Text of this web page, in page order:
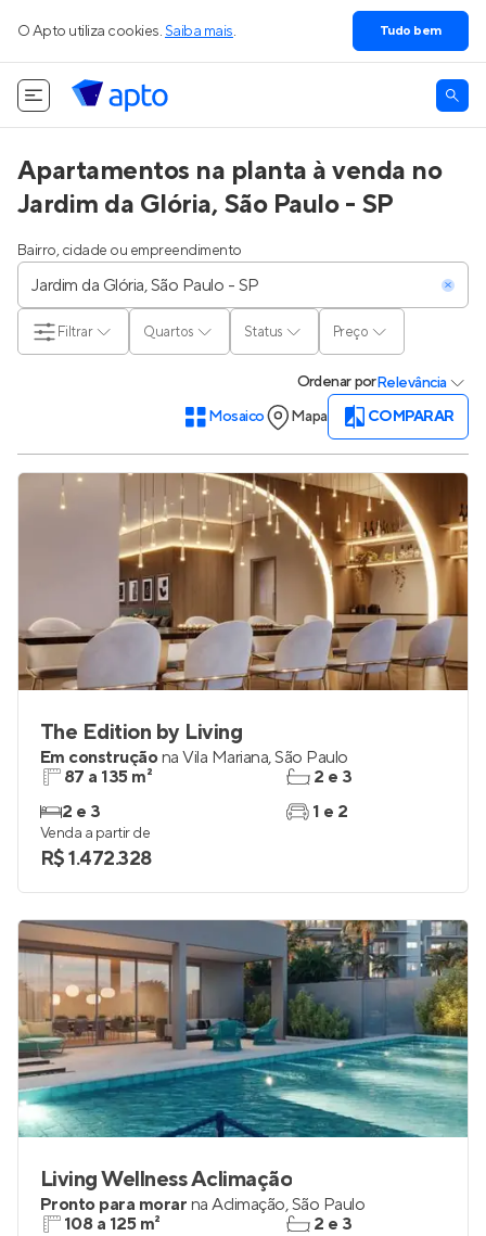
O Apto utiliza cookies. Saiba mais. Tudo bem
Apartamentos na planta à venda no
Jardim da Glória, São Paulo - SP
Bairro, cidade ou empreendimento
Quartos Status Preço
Filtrar
OrdenarporRelevância
Mosaico
Mapa COMPARAR
The Edition by Living
Em construçãona Vila Mariana,São Paulo
87 a 135 m²
2 e 3
2 e 3
1 e 2
Venda a partir de
R$ 1.472.328
Living Wellness Aclimação
Pronto para morar na Aclimação,São Paulo
108 a 125 m²
2 e 3